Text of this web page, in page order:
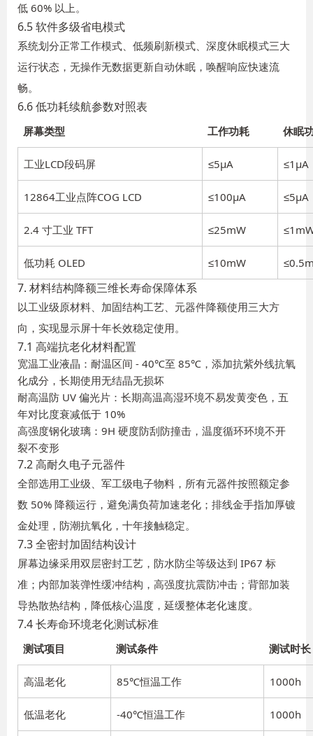
低 60% 以上。
6.5 软件多级省电模式
系统划分正常工作模式、低频刷新模式、深度休眠模式三大
运行状态，无操作无数据更新自动休眠，唤醒响应快速流
畅。
6.6 低功耗续航参数对照表
屏幕类型 工作功耗 休眠
工业LCD段码屏 ≤5μA ≤1μA
12864工业点阵COG LCD ≤100μA ≤5μA
2.4 寸工业 TFT ≤25mW
低功耗 OLED ≤10mW
7. 材料结构降额三维长寿命保障体系
以工业级原材料、加固结构工艺、元器件降额使用三大方
向，实现显示屏十年长效稳定使用。
7.1 高端抗老化材料配置
宽温工业液晶：耐温区间 - 40℃至 85℃，添加抗紫外线抗氧
化成分，长期使用无结晶无损坏
耐高温防 UV 偏光片：长期高温高湿环境不易发黄变色，五
年对比度衰减低于 10%
高强度钢化玻璃：9H 硬度防刮防撞击，温度循环环境不开
裂不变形
7.2 高耐久电子元器件
全部选用工业级、军工级电子物料，所有元器件按照额定参
数 50% 降额运行，避免满负荷加速老化；排线金手指加厚镀
金处理，防潮抗氧化，十年接触稳定。
7.3 全密封加固结构设计
屏幕边缘采用双层密封工艺，防水防尘等级达到 IP67 标
准；内部加装弹性缓冲结构，高强度抗震防冲击；背部加装
导热散热结构，降低核心温度，延缓整体老化速度。
7.4 长寿命环境老化测试标准
测试项目 测试条件 测试时长
高温老化 85℃恒温工作 1000h
低温老化 -40℃恒温工作 1000h